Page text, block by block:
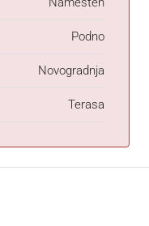
Podno
Novogradnja
Terasa